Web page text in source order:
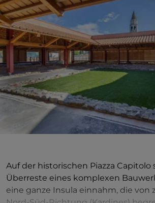
Auf der historischen Piazza Capitolo
Überreste eines komplexen
eine ganze Insula einnahm, die von